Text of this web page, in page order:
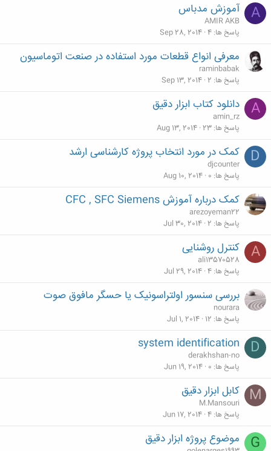
A آموزش مدباس
AMIR AKB
پاسخ ها 4
Sep 28, 2014
معرفی انواع قطعات مورد استفاده در صنعت اتوماسیون
raminbabak
پاسخ ها 2
Sep 13, 2014
A دانلود کتاب ابزار دقیق
amin_rz
پاسخ ها 23
Aug 13, 2014
D کمک در مورد انتخاب پروژه کارشناسی ارشد
djcounter
پاسخ ها 0
Aug 10, 2014
کمک درباره آموزش CFC , SFC Siemens
arezoyeman22
پاسخ ها 2
Jul 30, 2014
A کنترل روشنایی
ali13570528
پاسخ ها 4
Jul 29, 2014
بررسی سنسور اولتراسونیک یا حسگر مافوق صوت
nourara
پاسخ ها 12
Jul 1, 2014
D
system identification
derakhshan-no
پاسخ ها 0
Jun 19, 2014
M کابل ابزار دقیق
M.Mansouri
پاسخ ها 4
Jun 17, 2014
G موضوع پروژه ابزار دقیق